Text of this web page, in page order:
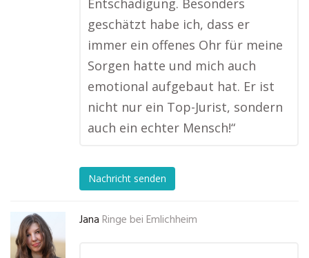
Entschädigung. Besonders
geschätzt habe ich, dass er
immer ein offenes Ohr für meine
Sorgen hatte und mich auch
emotional aufgebaut hat. Er ist
nicht nur ein Top-Jurist, sondern
auch ein echter Mensch!“
Nachricht senden
Jana Ringe bei Emlichheim